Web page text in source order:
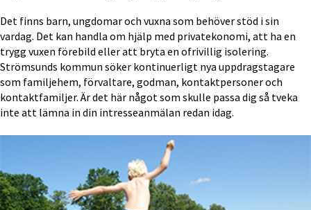
Det finns barn, ungdomar och vuxna som behöver stöd i sin
vardag. Det kan handla om hjälp med privatekonomi, att ha en
trygg vuxen förebild eller att bryta en ofrivillig isolering.
Strömsunds kommun söker kontinuerligt nya uppdragstagare
som familjehem, förvaltare, godman, kontaktpersoner och
kontaktfamiljer. Är det här något som skulle passa dig så tveka
inte att lämna in din intresseanmälan redan idag.